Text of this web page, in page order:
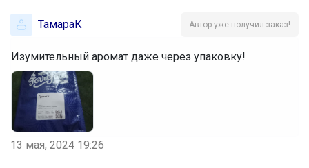
ТамараК Автор уже получил заказ!
Изумительный аромат даже через упаковку!
13 мая, 2024 19:26